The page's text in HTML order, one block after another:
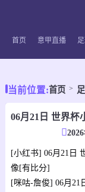
首页 意甲直播
当前位置:首页
[小红书] 06月21日
像[有比分]
[咪咕-詹俊] 06月21